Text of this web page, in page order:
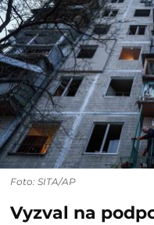
Foto: SITA/AP
Vyzval na